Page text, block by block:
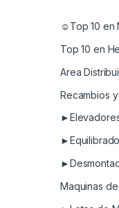
☺Top 10 en
Top 10 en
Area
Recambios
Maquinas